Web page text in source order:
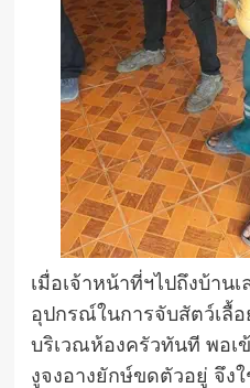
เมื่อเจ้าหน้าที่ฯไปถึงบ้าน
อุปกรณ์ในการจับสัตว์เลื้
บริเวณห้องครัวทันที พอเ
งูจงอางยักษ์ขดตัวอยู่ จึง